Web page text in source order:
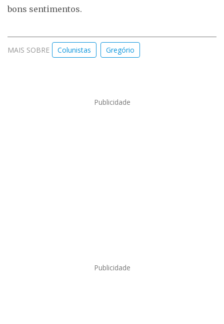
bons sentimentos.
MAIS SOBRE Colunistas Gregório
Publicidade
Publicidade